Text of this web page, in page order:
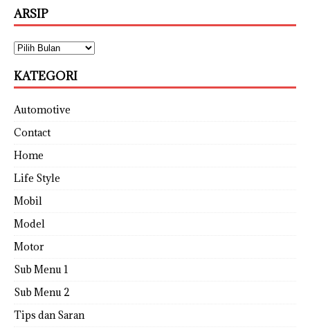
ARSIP
KATEGORI
Automotive
Contact
Home
Life Style
Mobil
Model
Motor
Sub Menu 1
Sub Menu 2
Tips dan Saran